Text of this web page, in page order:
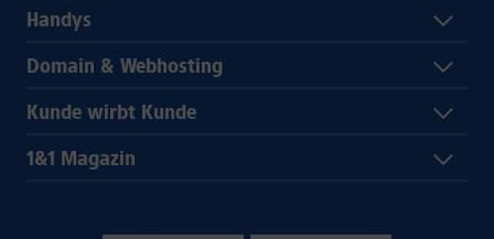
Handys
Domain & Webhosting
Kunde wirbt Kunde
1&1 Magazin